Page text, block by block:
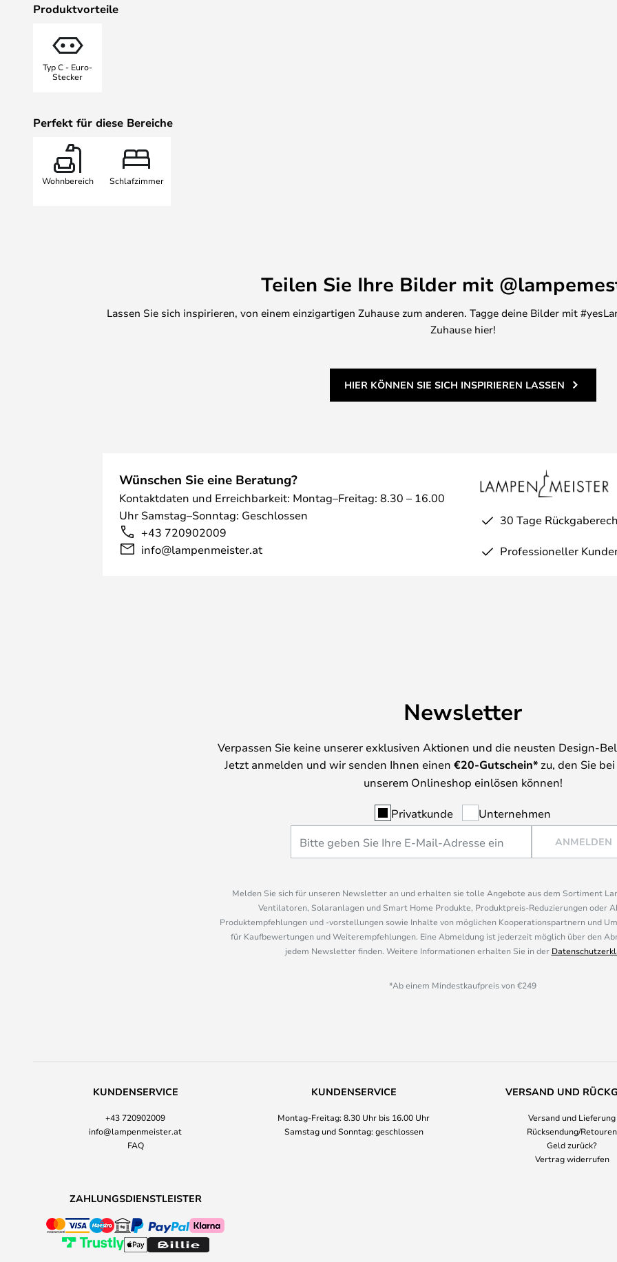
und behagliche Atmosphäre schafft. Dekorieren Sie Ihr Zuhause
Gästen mit Sicherheit bewundert wird..
Produktvorteile
Typ C - Euro-
Stecker
Perfekt für diese Bereiche
Wohnbereich Schlafzimmer
Teilen Sie Ihre Bilder mit
Lassen Sie sich inspirieren, von einem einzigartigen Zuhause zum anderen. Tagge deine Bilder mit
Zuhause hier!
HIER KÖNNEN SIE SICH INSPIRIEREN LASSEN
Wünschen Sie eine Beratung?
Kontaktdaten und Erreichbarkeit: Montag–Freitag: 8.30 – 16.00
Uhr Samstag–Sonntag: Geschlossen
+43 720902009
info@lampenmeister.at
30 Tage
Professioneller
Newsletter
Verpassen Sie keine unserer exklusiven Aktionen und die neusten Design-
Jetzt anmelden und wir senden Ihnen einen €20-Gutschein* zu, den Sie
unserem Onlineshop einlösen können!
Privatkunde Unternehmen
ANMELDEN
Melden Sie sich für unseren Newsletter an und erhalten sie tolle Angebote aus dem Sortiment
Ventilatoren, Solaranlagen und Smart Home Produkte, Produktpreis-Reduzierungen oder
Produktempfehlungen und -vorstellungen sowie Inhalte von möglichen Kooperationspartnern und
für Kaufbewertungen und Weiterempfehlungen. Eine Abmeldung ist jederzeit möglich über den
jedem Newsletter finden. Weitere Informationen erhalten Sie in der
*Ab einem Mindestkaufpreis von €249
KUNDENSERVICE
+43 720902009
info@lampenmeister.at
FAQ
KUNDENSERVICE
Montag-Freitag: 8.30 Uhr bis 16.00 Uhr
Samstag und Sonntag: geschlossen
VERSAND UND
Versand und Lieferung
Rücksendung/Retouren
Geld zurück?
Vertrag widerrufen
ZAHLUNGSDIENSTLEISTER